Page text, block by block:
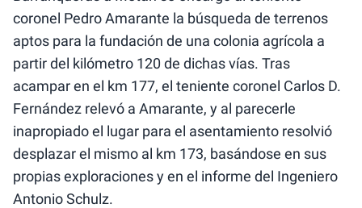
coronel Pedro Amarante la búsqueda de terrenos
aptos para la fundación de una colonia agrícola a
partir del kilómetro 120 de dichas vías. Tras
acampar en el km 177, el teniente coronel Carlos D.
Fernández relevó a Amarante, y al parecerle
inapropiado el lugar para el asentamiento resolvió
desplazar el mismo al km 173, basándose en sus
propias exploraciones y en el informe del Ingeniero
Antonio Schulz.